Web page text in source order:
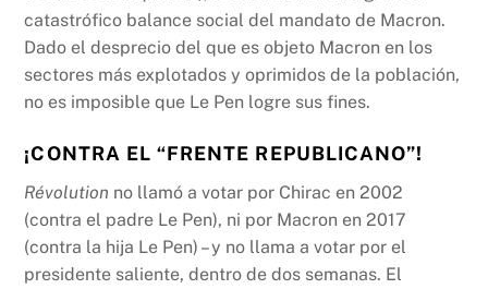
catastrófico balance social del mandato de Macron.
Dado el desprecio del que es objeto Macron en los
sectores más explotados y oprimidos de la población,
no es imposible que Le Pen logre sus fines.
¡CONTRA EL “FRENTE REPUBLICANO”!
Révolution no llamó a votar por Chirac en 2002
(contra el padre Le Pen), ni por Macron en 2017
(contra la hija Le Pen) – y no llama a votar por el
presidente saliente, dentro de dos semanas. El